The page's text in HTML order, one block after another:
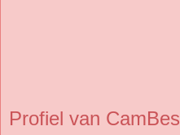
Profiel van CamBes